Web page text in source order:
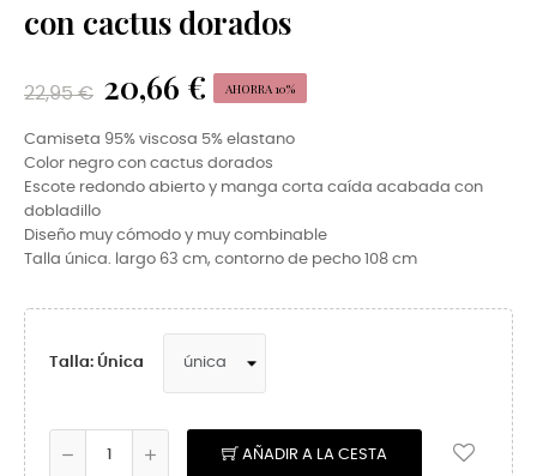
con cactus dorados
22,95 € 20,66 € AHORRA 10%
Camiseta 95% viscosa 5% elastano
Color negro con cactus dorados
Escote redondo abierto y manga corta caída acabada con
dobladillo
Diseño muy cómodo y muy combinable
Talla única. largo 63 cm, contorno de pecho 108 cm
Talla: Única
AÑADIR A LA CESTA